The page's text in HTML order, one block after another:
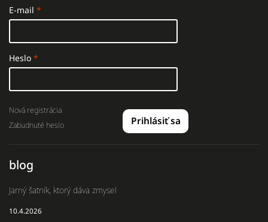
E-mail
Heslo
Prihlásiť sa
Nová registrácia
Zabudnuté heslo
blog
Jarný šatník, ktorý dáva zmysel
10.4.2026